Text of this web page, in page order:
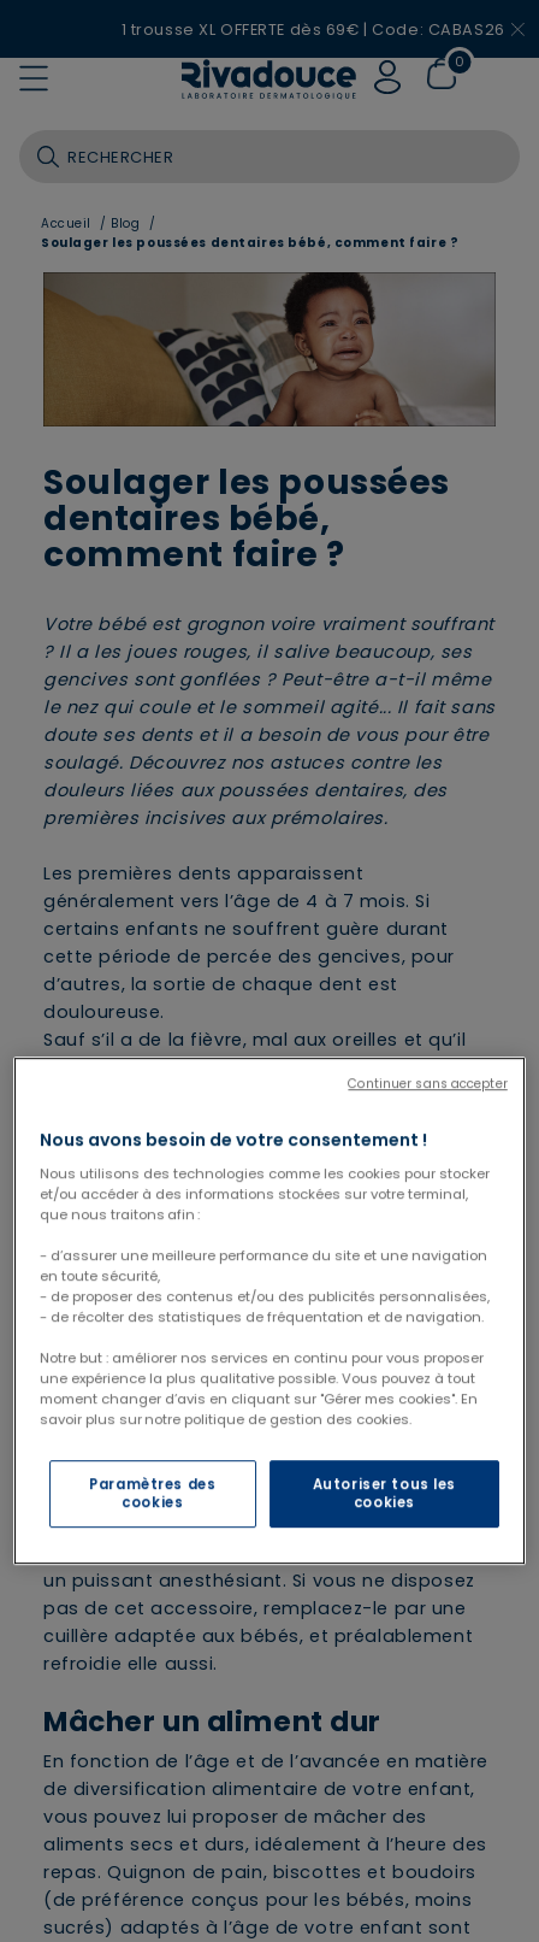
1 trousse XL OFFERTE dès 69€ | Code: CABAS26
0
Accueil / Blog
/
Soulager les poussées dentaires bébé, comment faire ?
Soulager les poussées
dentaires bébé,
comment faire ?
Votre bébé est grognon voire vraiment souffrant
? Il a les joues rouges, il salive beaucoup, ses
gencives sont gonflées ? Peut-être a-t-il même
le nez qui coule et le sommeil agité... Il fait sans
doute ses dents et il a besoin de vous pour être
soulagé. Découvrez nos astuces contre les
douleurs liées aux poussées dentaires, des
premières incisives aux prémolaires.
Les premières dents apparaissent
généralement vers l’âge de 4 à 7 mois. Si
certains enfants ne souffrent guère durant
cette période de percée des gencives, pour
d’autres, la sortie de chaque dent est
douloureuse.
Sauf s’il a de la fièvre, mal aux oreilles et qu’il
vomit, les douleurs liées aux poussées
dentaires ne doivent pas vous inquiéter.
partie de ces douleurs que l’on qualifie de «
transformatrices » : elles n’indiquent pas un
problème de santé mais une étape importante
soulagées.
Mâchouiller un objet froid
L’anneau de dentition est un must-have pour
limiter les douleurs liées aux poussées
dentaires. Préférez-le en silicone plutôt qu’en
des particules toxiques) et d’une forme
adaptée à la bouche de nos tout-petits. Pour
une plus grande efficacité, placez-le
un puissant anesthésiant. Si vous ne disposez
pas de cet accessoire, remplacez-le par une
cuillère adaptée aux bébés, et préalablement
refroidie elle aussi.
Mâcher un aliment dur
En fonction de l’âge et de l’avancée en matière
de diversification alimentaire de votre enfant,
vous pouvez lui proposer de mâcher des
aliments secs et durs, idéalement à l’heure des
repas. Quignon de pain, biscottes et boudoirs
(de préférence conçus pour les bébés, moins
sucrés) adaptés à l’âge de votre enfant sont
Nous avons besoin de votre consentement !
Nous utilisons des technologies comme les cookies pour stocker
et/ou accéder à des informations stockées sur votre terminal,
que nous traitons afin :
- d’assurer une meilleure performance du site et une navigation
en toute sécurité,
- de proposer des contenus et/ou des publicités personnalisées,
- de récolter des statistiques de fréquentation et de navigation.
Notre but : améliorer nos services en continu pour vous proposer
une expérience la plus qualitative possible. Vous pouvez à tout
moment changer d’avis en cliquant sur "Gérer mes cookies". En
savoir plus sur notre politique de gestion des cookies.
Paramètres des
cookies
Autoriser tous les
cookies
Continuer sans accepter